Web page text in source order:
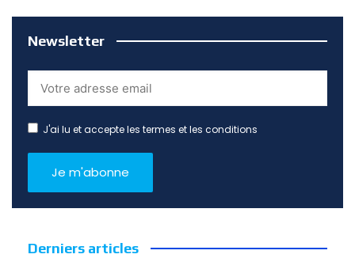
Newsletter
J'ai lu et accepte les termes et les conditions
Derniers articles